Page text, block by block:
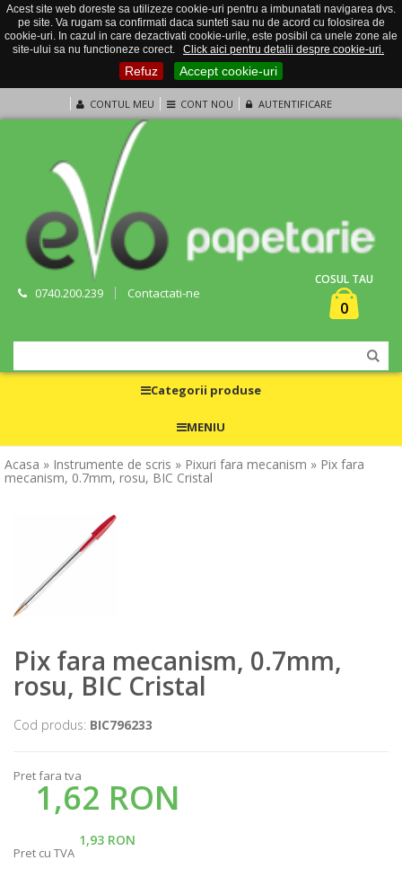
Acest site web doreste sa utilizeze cookie-uri pentru a imbunatati navigarea dvs.
pe site. Va rugam sa confirmati daca sunteti sau nu de acord cu folosirea de
cookie-uri. In cazul in care dezactivati cookie-urile, este posibil ca unele zone ale
site-ului sa nu functioneze corect.
Click aici pentru detalii despre cookie-uri.
Refuz Accept cookie-uri
CONTUL MEU CONT NOU AUTENTIFICARE
0740.200.239 Contactati-ne
COSUL TAU
0
Categorii produse
MENIU
Acasa » Instrumente de scris » Pixuri fara mecanism » Pix fara
mecanism, 0.7mm, rosu, BIC Cristal
Pix fara mecanism, 0.7mm,
rosu, BIC Cristal
Cod produs: BIC796233
Pret fara tva
1,62 RON
1,93 RON
Pret cu TVA